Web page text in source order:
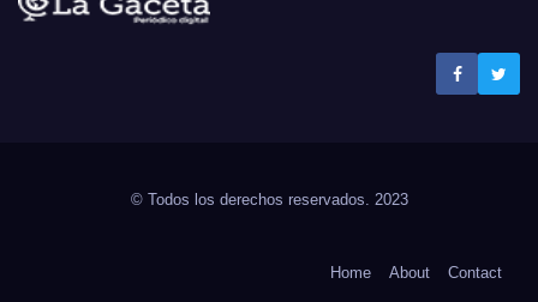
© Todos los derechos reservados. 2023
Home About Contact